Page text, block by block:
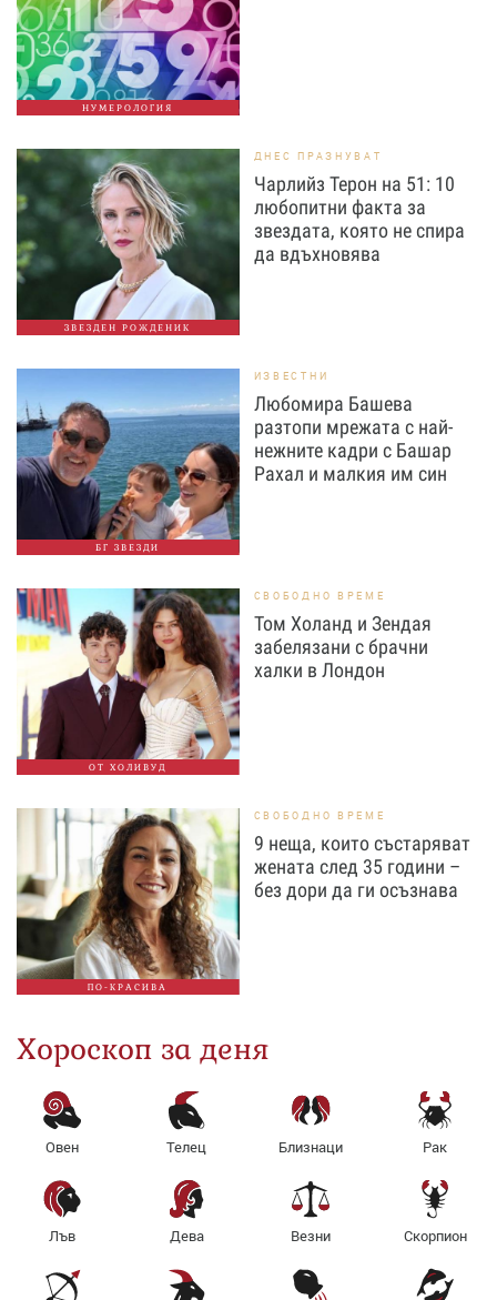
НУМЕРОЛОГИЯ
ЗВЕЗДЕН РОЖДЕНИК
ДНЕС ПРАЗНУВАТ
Чарлийз Терон на 51: 10
любопитни факта за
звездата, която не спира
да вдъхновява
БГ ЗВЕЗДИ
ИЗВЕСТНИ
Любомира Башева
разтопи мрежата с най-
нежните кадри с Башар
Рахал и малкия им син
ОТ ХОЛИВУД
СВОБОДНО ВРЕМЕ
Том Холанд и Зендая
забелязани с брачни
халки в Лондон
ПО-КРАСИВА
СВОБОДНО ВРЕМЕ
9 неща, които състаряват
жената след 35 години –
без дори да ги осъзнава
Хороскоп за деня
Овен Телец Близнаци Рак
Лъв Дева Везни Скорпион